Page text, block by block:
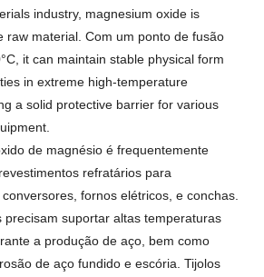
industry, magnesium oxide is
raw material. Com um ponto de fusão
it can maintain stable physical form
in extreme high-temperature
a solid protective barrier for various
.
de magnésio é frequentemente
refratários para
fornos elétricos, e conchas.
precisam suportar altas temperaturas
a produção de aço, bem como
de aço fundido e escória. Tijolos